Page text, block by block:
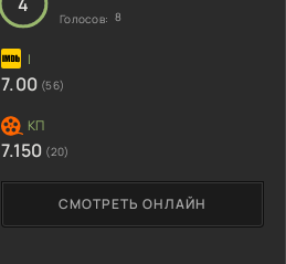
СМОТРЕТЬ ОНЛАЙН
Голосов: 8
7.00 (56)
7.150 (20)